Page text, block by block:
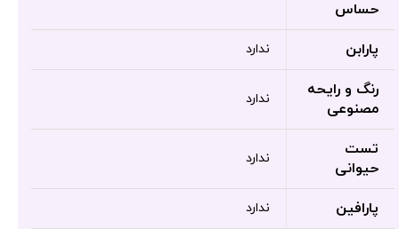
حساس
پارابن ندارد
رنگ و رایحه
مصنوعی
ندارد
تست
حیوانی
ندارد
پارافین ندارد